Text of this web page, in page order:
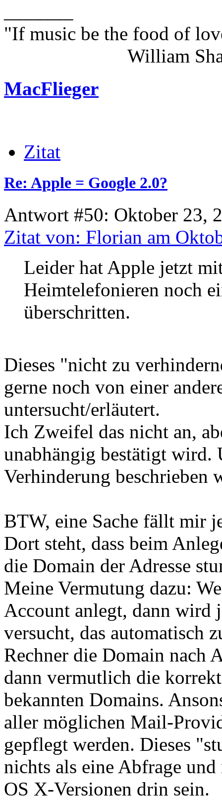
"If music be the food of
William
MacFlieger
Zitat
Re: Apple = Google 2.0?
Antwort #50: Oktober 23,
Zitat von: Florian am
Leider hat Apple jetzt
Heimtelefonieren noch
überschritten.
Dieses "nicht zu
gerne noch von einer
untersucht/erläutert.
Ich Zweifel das nicht an,
unabhängig bestätigt wird.
Verhinderung beschrieben
BTW, eine Sache fällt mir
Dort steht, dass beim
die Domain der Adresse
Meine Vermutung dazu:
Account anlegt, dann wird
versucht, das automatisch
Rechner die Domain nach
dann vermutlich die
bekannten Domains.
aller möglichen Mail-
gepflegt werden. Dieses
nichts als eine Abfrage
OS X-Versionen drin sein.